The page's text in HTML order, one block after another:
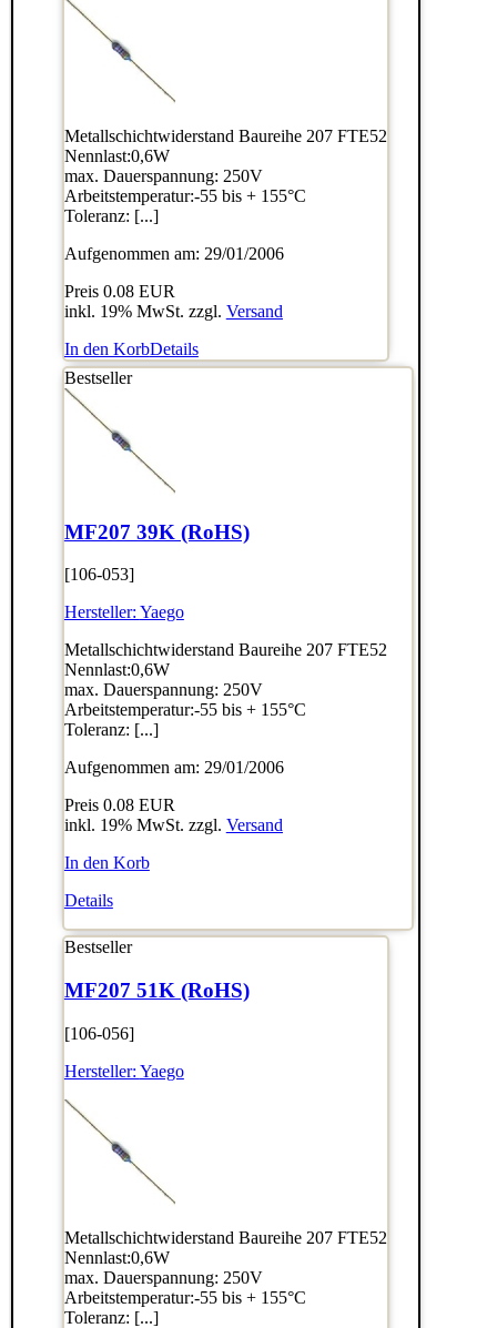
Metallschichtwiderstand Baureihe 207 FTE52
Nennlast:0,6W
max. Dauerspannung: 250V
Arbeitstemperatur:-55 bis + 155°C
Toleranz: [...]
Aufgenommen am: 29/01/2006
Preis 0.08 EUR
inkl. 19% MwSt. zzgl. Versand
In den KorbDetails
Bestseller
MF207 39K (RoHS)
[106-053]
Hersteller: Yaego
Metallschichtwiderstand Baureihe 207 FTE52
Nennlast:0,6W
max. Dauerspannung: 250V
Arbeitstemperatur:-55 bis + 155°C
Toleranz: [...]
Aufgenommen am: 29/01/2006
Preis 0.08 EUR
inkl. 19% MwSt. zzgl. Versand
In den Korb
Details
Bestseller
MF207 51K (RoHS)
[106-056]
Hersteller: Yaego
Metallschichtwiderstand Baureihe 207 FTE52
Nennlast:0,6W
max. Dauerspannung: 250V
Arbeitstemperatur:-55 bis + 155°C
Toleranz: [...]